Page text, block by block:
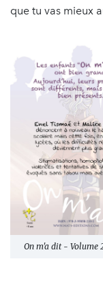
que tu vas mieux
On m'a dit - Volume